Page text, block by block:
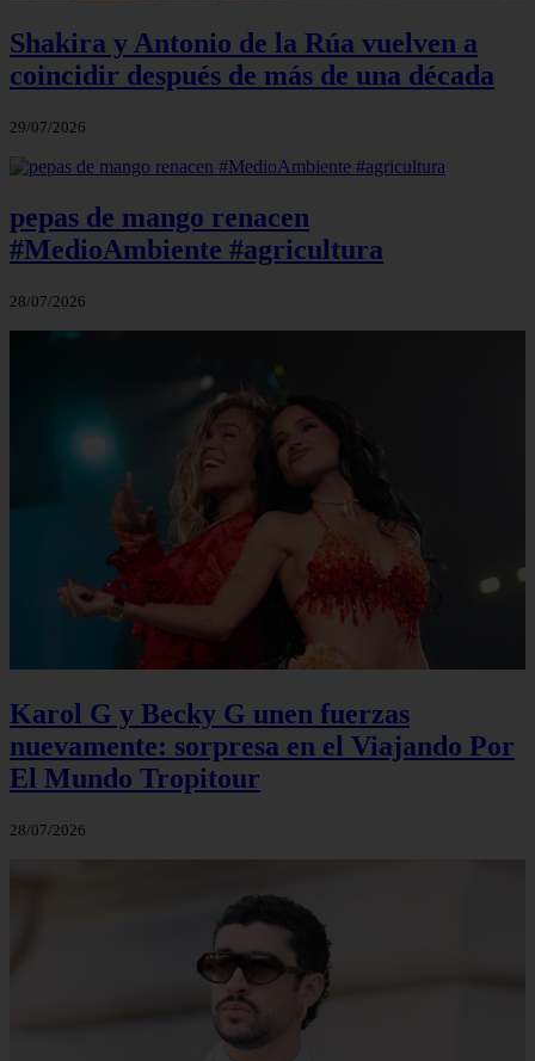
Shakira y Antonio de la Rúa vuelven a
coincidir después de más de una década
29/07/2026
pepas de mango renacen
#MedioAmbiente #agricultura
28/07/2026
Karol G y Becky G unen fuerzas
nuevamente: sorpresa en el Viajando Por
El Mundo Tropitour
28/07/2026